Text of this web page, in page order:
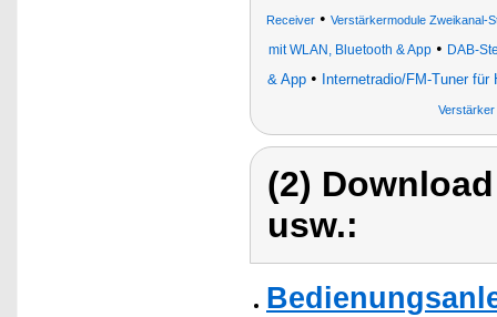
Receiver• Verstärkermodule Zweikanal-
mit WLAN, Bluetooth & App• DAB-
& App • Internetradio/FM-Tuner für
(2)
usw.: